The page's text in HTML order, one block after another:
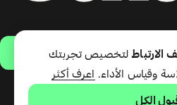
التطبيق
ذ.م.م خدمة الدفع
الارتباطلتخصيص تجربتك
وقياس الأداء.
اعرف أكثر
الكل